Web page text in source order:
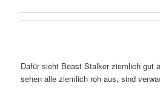
Dafür sieht Beast Stalker ziemlich gut
sehen alle ziemlich roh aus, sind